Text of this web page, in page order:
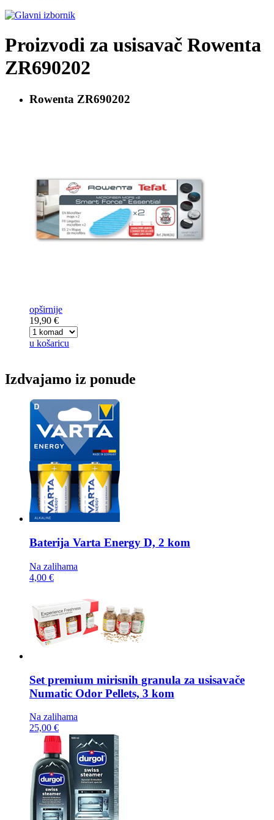
Proizvodi za usisavač Rowenta
ZR690202
Rowenta ZR690202
opširnije
19,90 €
u košaricu
Izdvajamo iz ponude
Baterija Varta Energy D, 2 kom
Na zalihama
4,00 €
Set premium mirisnih granula za usisavače
Numatic Odor Pellets, 3 kom
Na zalihama
25,00 €